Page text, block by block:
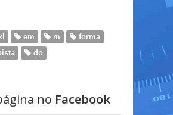
em m
forma
do
no Facebook